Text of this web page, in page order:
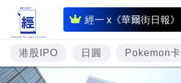
經一 x《華爾街日報》
即
時
財
經
港股IPO 日圓 Pokemon卡